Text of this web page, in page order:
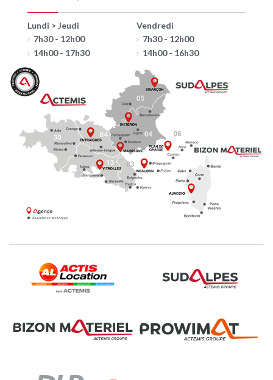
Lundi > Jeudi
7h30 - 12h00
14h00 - 17h30
Vendredi
7h30 - 12h00
14h00 - 16h30